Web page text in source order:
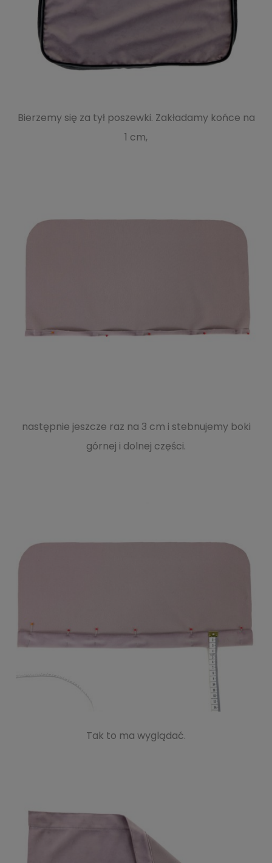
Bierzemy się za tył poszewki. Zakładamy końce na
1 cm,
następnie jeszcze raz na 3 cm i stebnujemy boki
górnej i dolnej części.
Tak to ma wyglądać.